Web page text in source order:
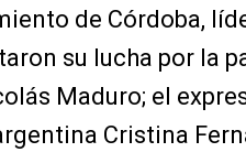
de Córdoba,
su lucha por la
Maduro; el
Cristina